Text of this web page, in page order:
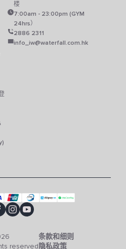
楼
7:00am - 23:00pm (GYM
24hrs）
2886 2311
info_iw@waterfall.com.hk
reserved
条款和细则
隐私政策